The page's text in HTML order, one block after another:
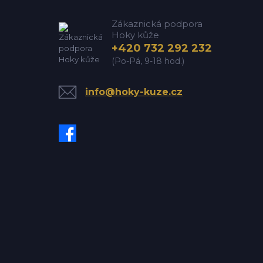
Zákaznická podpora
Hoky kůže
+420 732 292 232
(Po-Pá, 9-18 hod.)
info@hoky-kuze.cz